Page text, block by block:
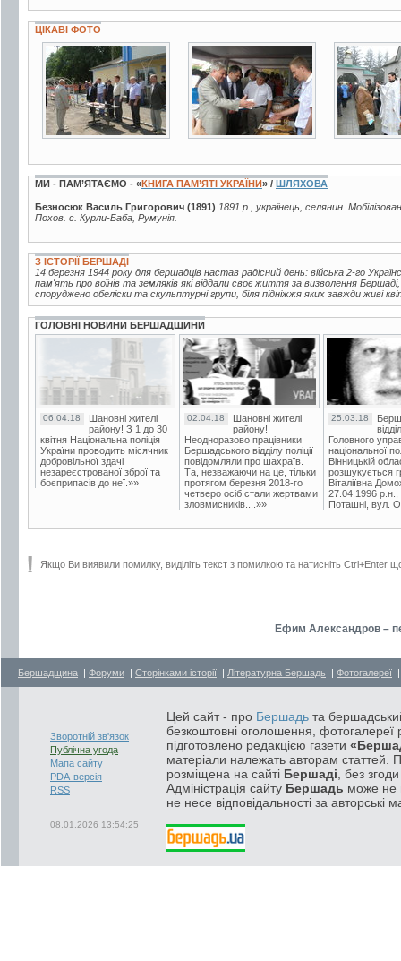
ЦІКАВІ ФОТО
3 фото 6 фото 3 фото
МИ - ПАМ’ЯТАЄМО - «КНИГА ПАМ’ЯТІ УКРАЇНИ» / ШЛЯХОВА
Безносюк Василь Григорович (1891) 1891 р., українець, селянин.
Похов. с. Курли-Баба, Румунія.
З ІСТОРІЇ БЕРШАДІ
14 березня 1944 року для бершадців настав радісний день: війська 2-го
пам'ять про воїнів та земляків які віддали своє життя за визволення
споруджено обеліски та скульптурні групи, біля підніжжя яких завжди живі
ГОЛОВНІ НОВИНИ БЕРШАДЩИНИ
06.04.18
Шановні жителі
району! З 1 до 30
квітня Національна поліція
України проводить місячник
добровільної здачі
незареєстрованої зброї та
боєприпасів до неї.»»
02.04.18
Шановні жителі
району!
Неодноразово працівники
Бершадського відділу поліції
повідомляли про шахраїв.
Та, незважаючи на це, тільки
протягом березня 2018-го
четверо осіб стали жертвами
зловмисників....»»
25.03.18
Головного
національної
Вінницькій
розшукується
Віталіївна
27.04.1996 р.н.,
Поташні, вул.
Якщо Ви виявили помилку, виділіть текст з помилкою та натисніть Ctrl+Enter
Ефим Александров –
Бершадщина | Форуми | Сторінками історії | Літературна Бершадь | Фотогалереї
Зворотній зв'язок
Публічна угода
Мапа сайту
PDA-версія
RSS
08.01.2026 13:54:25
Цей сайт - про Бершадь та
безкоштовні оголошення, фотогалереї
підготовлено редакцією газети
матеріали належать авторам статтей.
розміщена на сайті Бершаді , без
Адміністрація сайту Бершадь може не
не несе відповідальності за авторські